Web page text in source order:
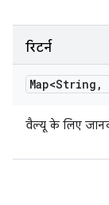
रिटर्न
Map<String ,
वैल्यू के लिए